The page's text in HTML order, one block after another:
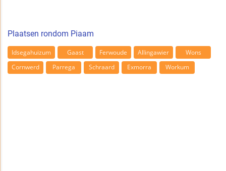
Plaatsen rondom Piaam
Idsegahuizum Gaast Ferwoude Allingawier
Wons
Cornwerd
Parrega Schraard Exmorra Workum